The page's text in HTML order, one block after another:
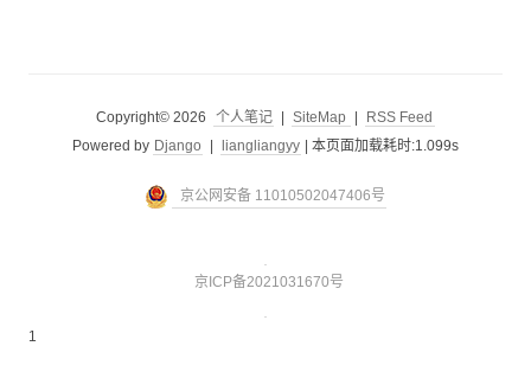
Copyright© 2026 个人笔记 | SiteMap |
RSS Feed
Powered by Django | liangliangyy |本页面加载耗时:1.099s
京公网安备 11010502047406号
京ICP备2021031670号
1